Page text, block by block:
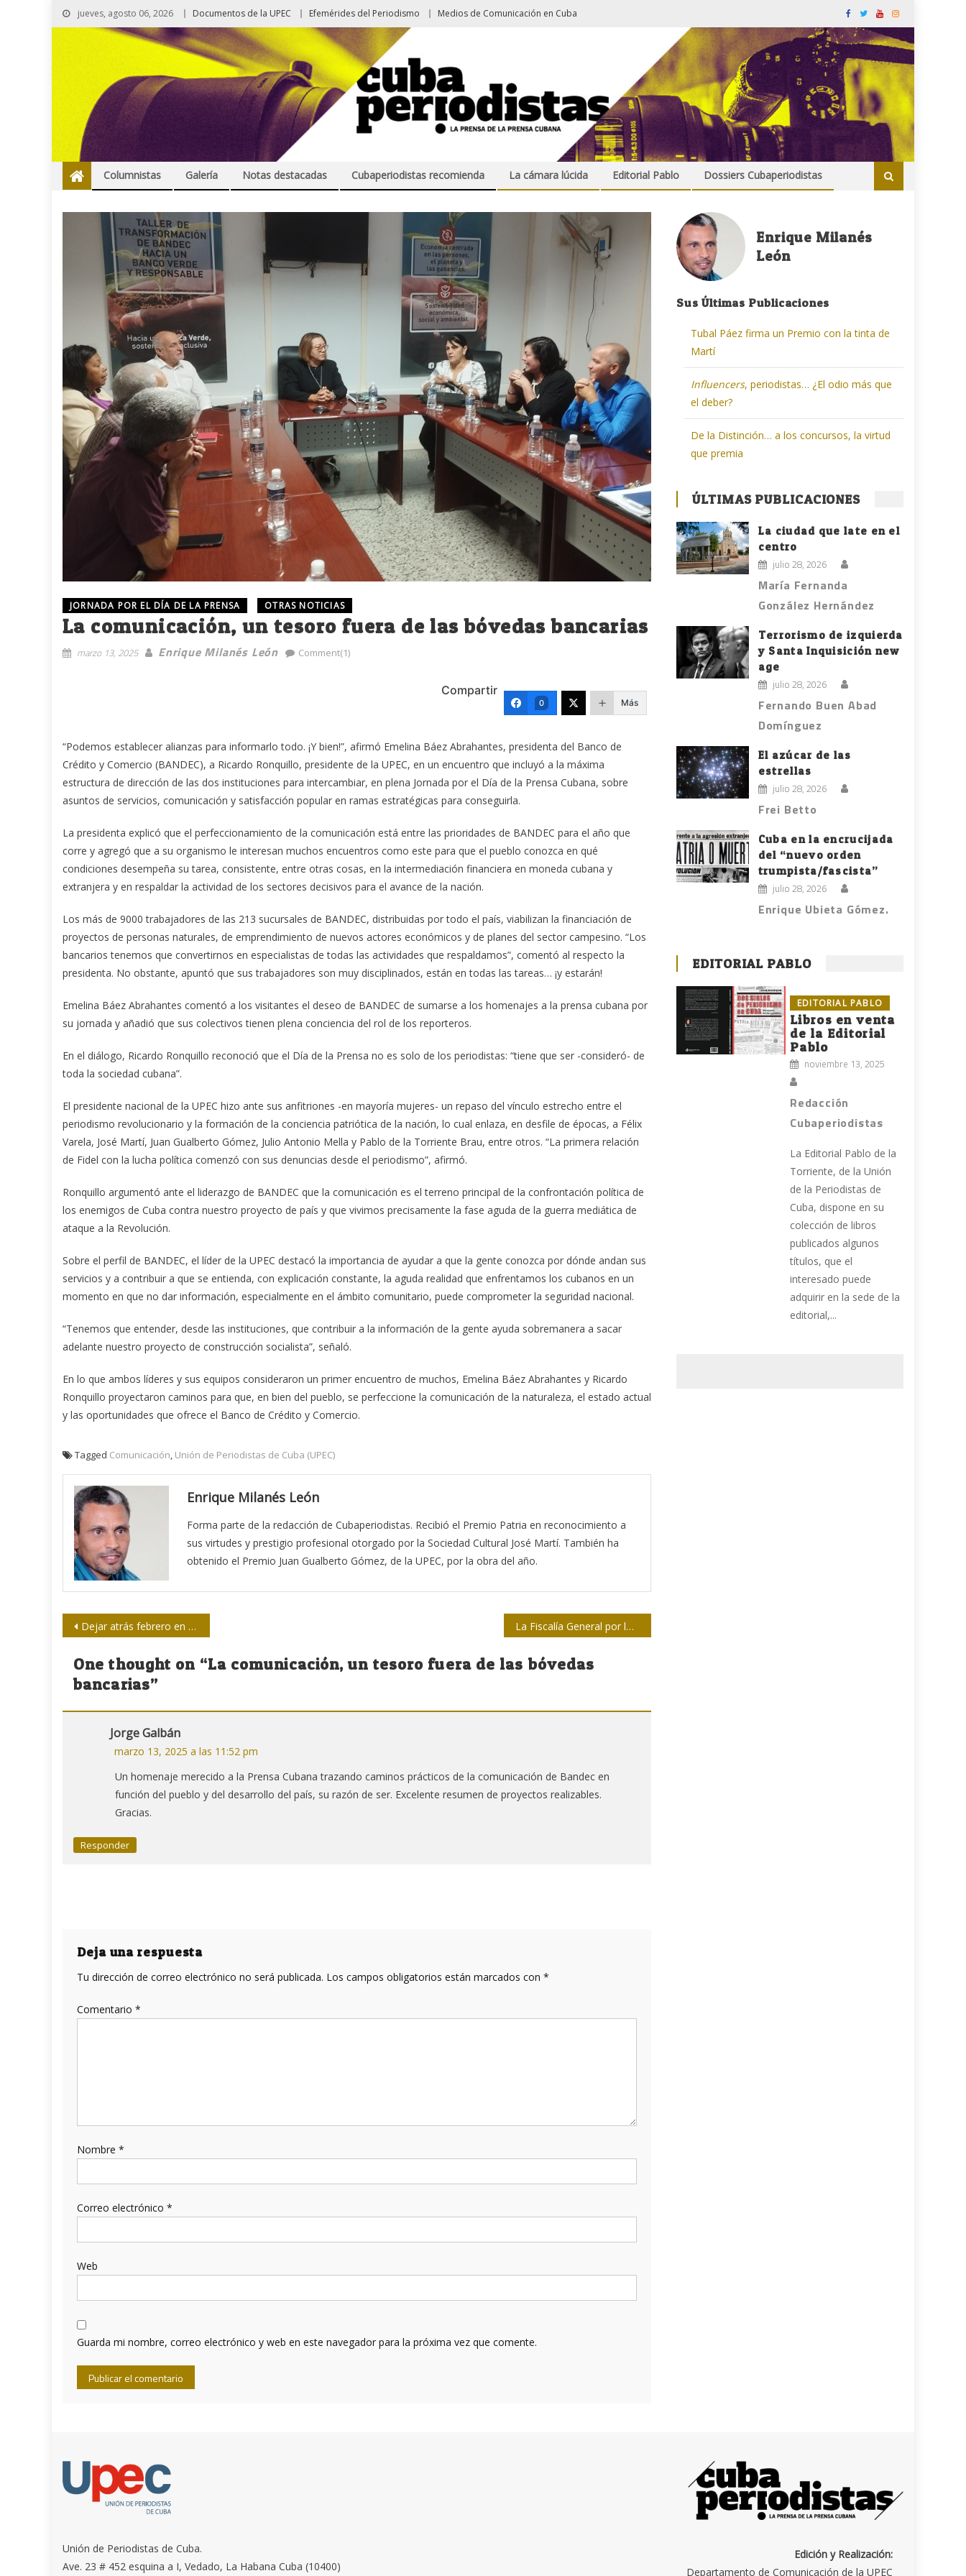
jueves, agosto 06, 2026 Documentos de la UPEC Efemérides del Periodismo Medios de Comunicación en Cuba
Columnistas Galería Notas destacadas Cubaperiodistas recomienda La cámara lúcida Editorial Pablo Dossiers Cubaperiodistas
JORNADA POR EL DÍA DE LA PRENSA OTRAS NOTICIAS
La comunicación, un tesoro fuera de las bóvedas bancarias
marzo 13, 2025 Enrique Milanés León Comment(1)
Compartir
0 Más
“Podemos establecer alianzas para informarlo todo. ¡Y bien!”, afirmó Emelina Báez Abrahantes, presidenta del Banco de
Crédito y Comercio (BANDEC), a Ricardo Ronquillo, presidente de la UPEC, en un encuentro que incluyó a la máxima
estructura de dirección de las dos instituciones para intercambiar, en plena Jornada por el Día de la Prensa Cubana, sobre
asuntos de servicios, comunicación y satisfacción popular en ramas estratégicas para conseguirla.
La presidenta explicó que el perfeccionamiento de la comunicación está entre las prioridades de BANDEC para el año que
corre y agregó que a su organismo le interesan muchos encuentros como este para que el pueblo conozca en qué
condiciones desempeña su tarea, consistente, entre otras cosas, en la intermediación financiera en moneda cubana y
extranjera y en respaldar la actividad de los sectores decisivos para el avance de la nación.
Los más de 9000 trabajadores de las 213 sucursales de BANDEC, distribuidas por todo el país, viabilizan la financiación de
proyectos de personas naturales, de emprendimiento de nuevos actores económicos y de planes del sector campesino. “Los
bancarios tenemos que convertirnos en especialistas de todas las actividades que respaldamos”, comentó al respecto la
presidenta. No obstante, apuntó que sus trabajadores son muy disciplinados, están en todas las tareas… ¡y estarán!
Emelina Báez Abrahantes comentó a los visitantes el deseo de BANDEC de sumarse a los homenajes a la prensa cubana por
su jornada y añadió que sus colectivos tienen plena conciencia del rol de los reporteros.
En el diálogo, Ricardo Ronquillo reconoció que el Día de la Prensa no es solo de los periodistas: “tiene que ser -consideró- de
toda la sociedad cubana”.
El presidente nacional de la UPEC hizo ante sus anfitriones -en mayoría mujeres- un repaso del vínculo estrecho entre el
periodismo revolucionario y la formación de la conciencia patriótica de la nación, lo cual enlaza, en desfile de épocas, a Félix
Varela, José Martí, Juan Gualberto Gómez, Julio Antonio Mella y Pablo de la Torriente Brau, entre otros. “La primera relación
de Fidel con la lucha política comenzó con sus denuncias desde el periodismo”, afirmó.
Ronquillo argumentó ante el liderazgo de BANDEC que la comunicación es el terreno principal de la confrontación política de
los enemigos de Cuba contra nuestro proyecto de país y que vivimos precisamente la fase aguda de la guerra mediática de
ataque a la Revolución.
Sobre el perfil de BANDEC, el líder de la UPEC destacó la importancia de ayudar a que la gente conozca por dónde andan sus
servicios y a contribuir a que se entienda, con explicación constante, la aguda realidad que enfrentamos los cubanos en un
momento en que no dar información, especialmente en el ámbito comunitario, puede comprometer la seguridad nacional.
“Tenemos que entender, desde las instituciones, que contribuir a la información de la gente ayuda sobremanera a sacar
adelante nuestro proyecto de construcción socialista”, señaló.
En lo que ambos líderes y sus equipos consideraron un primer encuentro de muchos, Emelina Báez Abrahantes y Ricardo
Ronquillo proyectaron caminos para que, en bien del pueblo, se perfeccione la comunicación de la naturaleza, el estado actual
y las oportunidades que ofrece el Banco de Crédito y Comercio.
Tagged Comunicación Unión de Periodistas de Cuba (UPEC)
Enrique Milanés León
Forma parte de la redacción de Cubaperiodistas. Recibió el Premio Patria en reconocimiento a
sus virtudes y prestigio profesional otorgado por la Sociedad Cultural José Martí. También ha
obtenido el Premio Juan Gualberto Gómez, de la UPEC, por la obra del año.
Navegación
de
entradas
Dejar atrás febrero en Montparnasse La Fiscalía General por la comunicación plena
One thought on “La comunicación, un tesoro fuera de las bóvedas
bancarias”
Jorge Galbán
marzo 13, 2025 a las 11:52 pm
Un homenaje merecido a la Prensa Cubana trazando caminos prácticos de la comunicación de Bandec en
función del pueblo y del desarrollo del país, su razón de ser. Excelente resumen de proyectos realizables.
Gracias.
Responder
Deja una respuesta
Tu dirección de correo electrónico no será publicada. Los campos obligatorios están marcados con *
Comentario *
Nombre *
Correo electrónico *
Web
Guarda mi nombre, correo electrónico y web en este navegador para la próxima vez que comente.
Enrique Milanés
León
Sus Últimas Publicaciones
Tubal Páez firma un Premio con la tinta de
Martí
Influencers, periodistas… ¿El odio más que
el deber?
De la Distinción… a los concursos, la virtud
que premia
ÚLTIMAS PUBLICACIONES
La ciudad que late en el
centro
julio 28, 2026
María Fernanda
González Hernández
Terrorismo de izquierda
y Santa Inquisición new
age
julio 28, 2026
Fernando Buen Abad
Domínguez
El azúcar de las
estrellas
julio 28, 2026
Frei Betto
Cuba en la encrucijada
del “nuevo orden
trumpista/fascista”
julio 28, 2026
Enrique Ubieta Gómez.
EDITORIAL PABLO
EDITORIAL PABLO
Libros en venta
de la Editorial
Pablo
noviembre 13, 2025
Redacción
Cubaperiodistas
La Editorial Pablo de la
Torriente, de la Unión
de la Periodistas de
Cuba, dispone en su
colección de libros
publicados algunos
títulos, que el
interesado puede
adquirir en la sede de la
editorial,...
Unión de Periodistas de Cuba.
Ave. 23 # 452 esquina a I, Vedado, La Habana Cuba (10400)
Edición y Realización:
Departamento de Comunicación de la UPEC